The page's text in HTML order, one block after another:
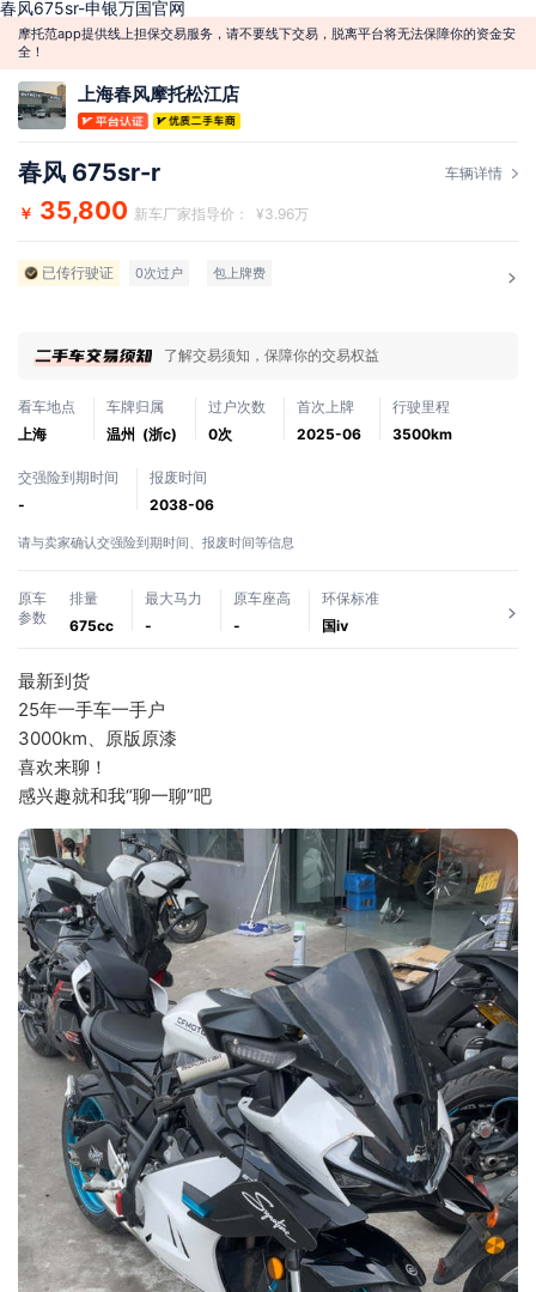
春风675sr-申银万国官网
摩托范app提供线上担保交易服务，请不要线下交易，脱离平台将无法保障你的资金安
全！
上海春风摩托松江店
春风 675sr-r 车辆详情
￥ 35,800 新车厂家指导价： ¥3.96万
已传行驶证 0次过户 包上牌费
了解交易须知，保障你的交易权益
看车地点
上海
车牌归属
温州 (浙c)
过户次数
0次
首次上牌
2025-06
行驶里程
3500km
交强险到期时间
-
报废时间
2038-06
请与卖家确认交强险到期时间、报废时间等信息
原车
参数
排量
675cc
最大马力
-
原车座高
-
环保标准
国ⅳ
最新到货
25年一手车一手户
3000km、原版原漆
喜欢来聊！
感兴趣就和我“聊一聊”吧